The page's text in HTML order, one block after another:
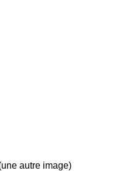
autre image)